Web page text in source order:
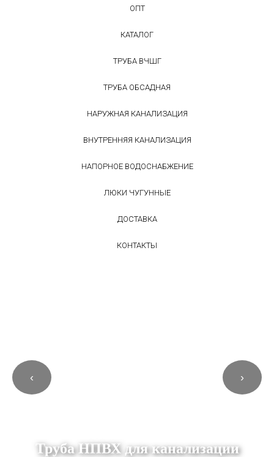
ОПТ
КАТАЛОГ
ТРУБА ВЧШГ
ТРУБА ОБСАДНАЯ
НАРУЖНАЯ КАНАЛИЗАЦИЯ
ВНУТРЕННЯЯ КАНАЛИЗАЦИЯ
НАПОРНОЕ ВОДОСНАБЖЕНИЕ
ЛЮКИ ЧУГУННЫЕ
ДОСТАВКА
КОНТАКТЫ
Труба НПВХ для канализации
‹ ›